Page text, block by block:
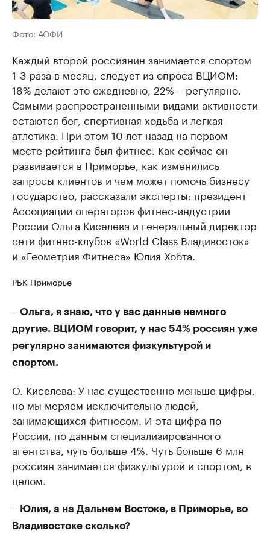
Фото: АОФИ
Каждый второй россиянин занимается спортом
1-3 раза в месяц, следует из опроса ВЦИОМ:
18% делают это ежедневно, 22% – регулярно.
Самыми распространенными видами активности
остаются бег, спортивная ходьба и легкая
атлетика. При этом 10 лет назад на первом
месте рейтинга был фитнес. Как сейчас он
развивается в Приморье, как изменились
запросы клиентов и чем может помочь бизнесу
государство, рассказали эксперты: президент
Ассоциации операторов фитнес-индустрии
России Ольга Киселева и генеральный директор
сети фитнес-клубов «World Class Владивосток»
и «Геометрия Фитнеса» Юлия Хобта.
РБК Приморье
– Ольга, я знаю, что у вас данные немного
другие. ВЦИОМ говорит, у нас 54% россиян уже
регулярно занимаются физкультурой и
спортом.
О. Киселева: У нас существенно меньше цифры,
но мы меряем исключительно людей,
занимающихся фитнесом. И эта цифра по
России, по данным специализированного
агентства, чуть больше 4%. Чуть больше 6 млн
россиян занимается физкультурой и спортом, в
целом.
– Юлия, а на Дальнем Востоке, в Приморье, во
Владивостоке сколько?